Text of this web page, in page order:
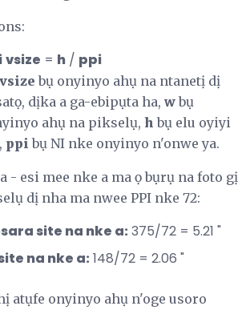
vsize = h / ppi
vsize bụ onyinyo ahụ na ntanetị dị
dịka a ga-ebipụta ha, wbụ
ahụ na pikselụ, h bụ elu oyiyi
ppi bụ NI nke onyinyo n'onwe ya.
- esi mee nke a ma ọ bụrụ na foto gị
dị nha ma nwee PPI nke 72:
site na nke a: 375/72 = 5.21 "
na nke a: 148/72 = 2.06 "
atụfe onyinyo ahụ n'oge usoro